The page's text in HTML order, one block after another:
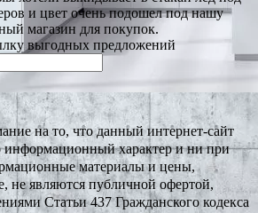
и цвет очень подошел под нашу
магазин для покупок.
выгодных предложений
на то, что данный интернет-сайт
информационный характер и ни при
материалы и цены,
не являются публичной офертой,
Статьи 437 Гражданского кодекса